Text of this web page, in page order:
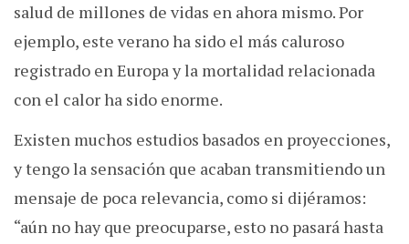
salud de millones de vidas en ahora mismo. Por
ejemplo, este verano ha sido el más caluroso
registrado en Europa y la mortalidad relacionada
con el calor ha sido enorme.
Existen muchos estudios basados en proyecciones,
y tengo la sensación que acaban transmitiendo un
mensaje de poca relevancia, como si dijéramos:
“aún no hay que preocuparse, esto no pasará hasta